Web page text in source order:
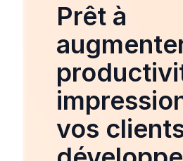
Prêt à
vos